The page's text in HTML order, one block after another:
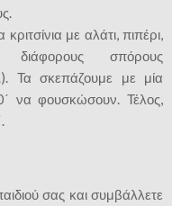
με αλάτι, πιπέρι,
σπόρους
Τα σκεπάζουμε με μία
να φουσκώσουν. Τέλος,
σας και συμβάλλετε